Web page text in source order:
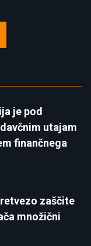
je pod
utajam
finančnega
zaščite
množični